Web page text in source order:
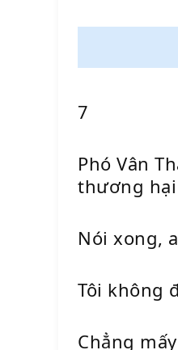
7
Phó Vân
thương
Nói xong,
Tôi không
Chẳng